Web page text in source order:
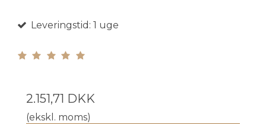
Leveringstid: 1 uge
2.151,71 DKK
(ekskl. moms)